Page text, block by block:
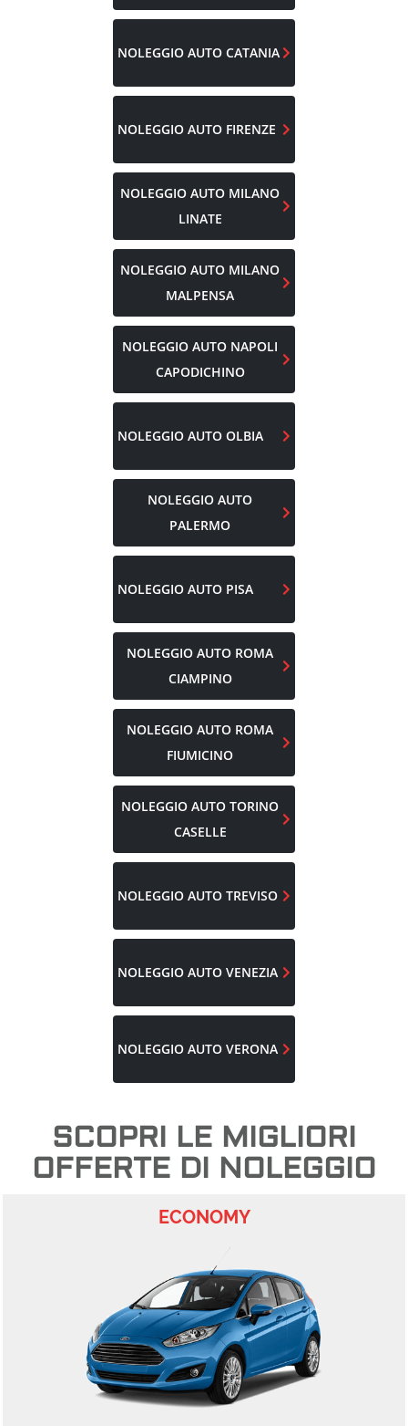
NOLEGGIO AUTO CATANIA
NOLEGGIO AUTO FIRENZE
NOLEGGIO AUTO MILANO
LINATE
NOLEGGIO AUTO MILANO
MALPENSA
NOLEGGIO AUTO NAPOLI
CAPODICHINO
NOLEGGIO AUTO OLBIA
NOLEGGIO AUTO
PALERMO
NOLEGGIO AUTO PISA
NOLEGGIO AUTO ROMA
CIAMPINO
NOLEGGIO AUTO ROMA
FIUMICINO
NOLEGGIO AUTO TORINO
CASELLE
NOLEGGIO AUTO TREVISO
NOLEGGIO AUTO VENEZIA
NOLEGGIO AUTO VERONA
SCOPRI LE MIGLIORI
OFFERTE DI NOLEGGIO
ECONOMY